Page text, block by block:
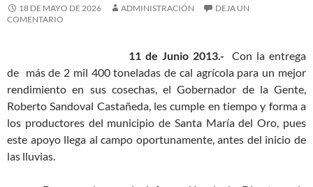
18 DE MAYO DE 2026 ADMINISTRACIÓN
DEJA UN
COMENTARIO
11 de Junio 2013.-Con la entrega
de más de 2 mil 400 toneladas de cal agrícola para un mejor
rendimiento en sus cosechas, el Gobernador de la Gente,
Roberto Sandoval Castañeda, les cumple en tiempo y forma a
los productores del municipio de Santa María del Oro, pues
este apoyo llega al campo oportunamente, antes del inicio de
las lluvias.